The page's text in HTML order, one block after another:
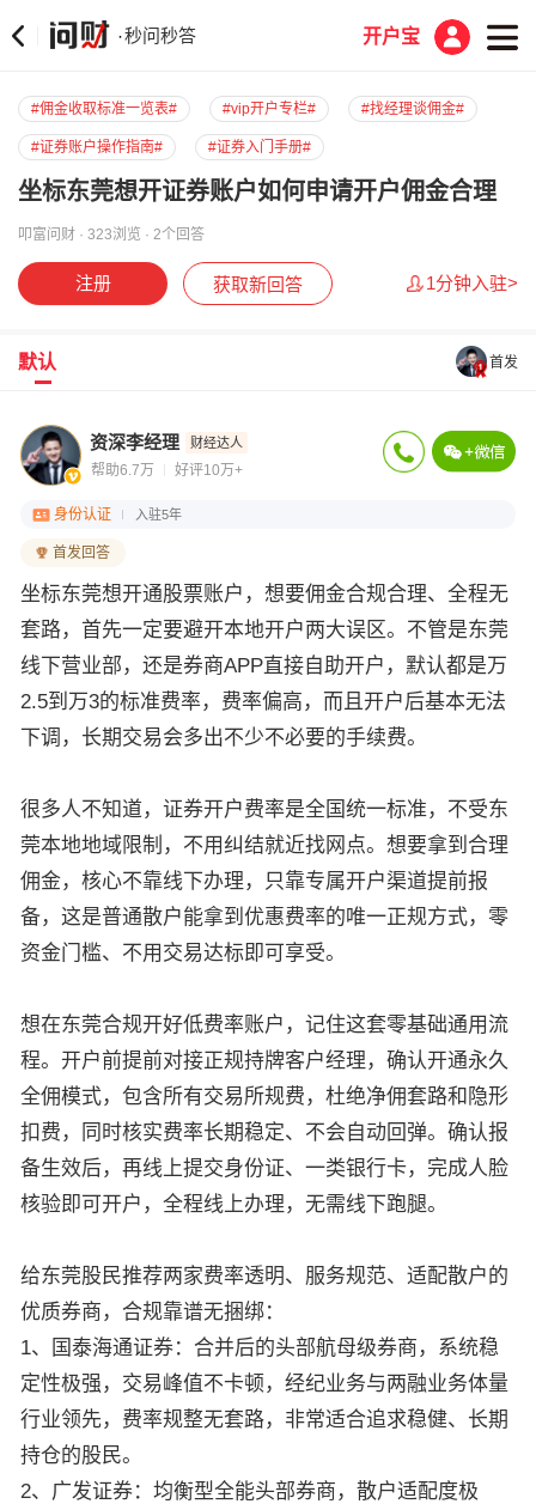
·秒问秒答 开户宝
#佣金收取标准一览表# #vip开户专栏# #找经理谈佣金#
#证券账户操作指南# #证券入门手册#
坐标东莞想开证券账户如何申请开户佣金合理
叩富问财 · 323浏览 · 2个回答
注册 获取新回答 1分钟入驻>
默认 首发
资深李经理 财经达人
帮助6.7万 好评10万+
身份认证 入驻5年
首发回答
坐标东莞想开通股票账户，想要佣金合规合理、全程无
套路，首先一定要避开本地开户两大误区。不管是东莞
线下营业部，还是券商APP直接自助开户，默认都是万
2.5到万3的标准费率，费率偏高，而且开户后基本无法
下调，长期交易会多出不少不必要的手续费。
很多人不知道，证券开户费率是全国统一标准，不受东
莞本地地域限制，不用纠结就近找网点。想要拿到合理
佣金，核心不靠线下办理，只靠专属开户渠道提前报
备，这是普通散户能拿到优惠费率的唯一正规方式，零
资金门槛、不用交易达标即可享受。
想在东莞合规开好低费率账户，记住这套零基础通用流
程。开户前提前对接正规持牌客户经理，确认开通永久
全佣模式，包含所有交易所规费，杜绝净佣套路和隐形
扣费，同时核实费率长期稳定、不会自动回弹。确认报
备生效后，再线上提交身份证、一类银行卡，完成人脸
核验即可开户，全程线上办理，无需线下跑腿。
给东莞股民推荐两家费率透明、服务规范、适配散户的
优质券商，合规靠谱无捆绑：
1、国泰海通证券：合并后的头部航母级券商，系统稳
定性极强，交易峰值不卡顿，经纪业务与两融业务体量
行业领先，费率规整无套路，非常适合追求稳健、长期
持仓的股民。
2、广发证券：均衡型全能头部券商，散户适配度极